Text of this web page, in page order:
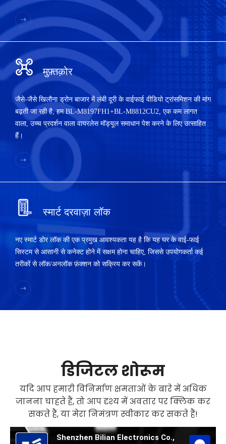
मुफ़्तक़ोर
जैसे-जैसे खिलौना ड्रोन बाजार में लंबी दूरी के वाईफाई वीडियो ट्रांसमिशन की मांग
बढ़ती जा रही है, हम BL-M8197FH1+BL-M8812CU2, एक कम लागत
वाला, उच्च प्रदर्शन वाला वायरलेस मॉड्यूल समाधान पेश करने के लिए उत्साहित
हैं।
स्मार्ट दरवाज़ा लॉक
नए स्मार्ट डोर लॉक की एक प्रमुख आवश्यकता यह है कि यह घर के वाई-फाई
सिस्टम से आसानी से कनेक्ट होने में सक्षम होना चाहिए, जिससे उपयोगकर्ता कई
तरीकों से लॉक/अनलॉक फ़ंक्शन को सक्रिय कर सकें।
डिजिटल शोरूम
यदि आप हमारी विनिर्माण क्षमताओं के बारे में अधिक
जानना चाहते हैं, तो आप दृश्य में अवतार पर क्लिक कर
सकते हैं, या मेरा निमंत्रण स्वीकार कर सकते हैं!